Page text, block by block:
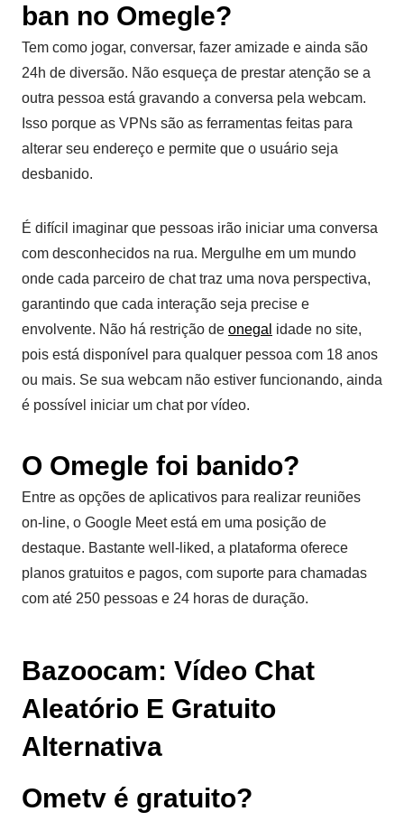
ban no Omegle?
Tem como jogar, conversar, fazer amizade e ainda são
24h de diversão. Não esqueça de prestar atenção se a
outra pessoa está gravando a conversa pela webcam.
Isso porque as VPNs são as ferramentas feitas para
alterar seu endereço e permite que o usuário seja
desbanido.
É difícil imaginar que pessoas irão iniciar uma conversa
com desconhecidos na rua. Mergulhe em um mundo
onde cada parceiro de chat traz uma nova perspectiva,
garantindo que cada interação seja precise e
envolvente. Não há restrição de onegal idade no site,
pois está disponível para qualquer pessoa com 18 anos
ou mais. Se sua webcam não estiver funcionando, ainda
é possível iniciar um chat por vídeo.
O Omegle foi banido?
Entre as opções de aplicativos para realizar reuniões
on-line, o Google Meet está em uma posição de
destaque. Bastante well-liked, a plataforma oferece
planos gratuitos e pagos, com suporte para chamadas
com até 250 pessoas e 24 horas de duração.
Bazoocam: Vídeo Chat
Aleatório E Gratuito
Alternativa
Ometv é gratuito?